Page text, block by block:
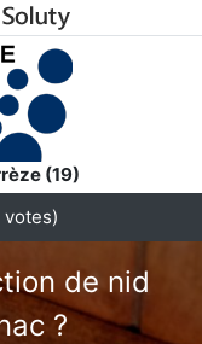
(19)
votes)
de nid
?